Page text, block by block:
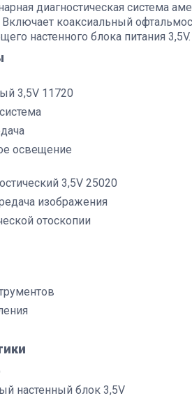
диагностическая система
коаксиальный
настенного блока питания 3,5V.
3,5V 11720
освещение
3,5V 25020
изображения
отоскопии
настенный блок 3,5V